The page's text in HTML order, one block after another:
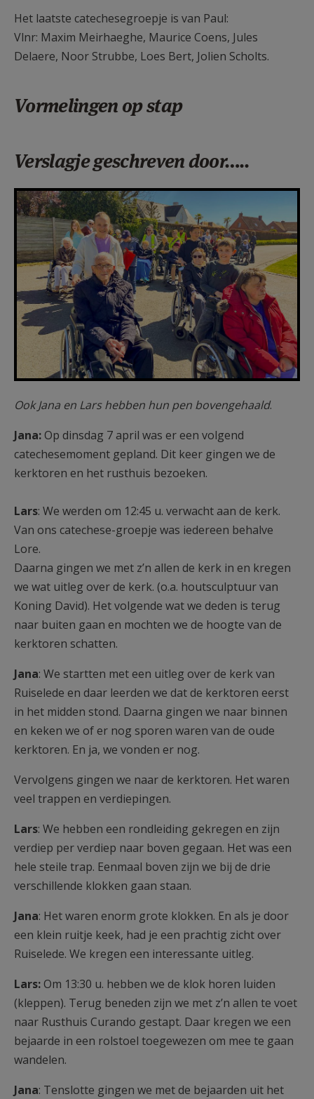
Het laatste catechesegroepje is van Paul:
Vlnr: Maxim Meirhaeghe, Maurice Coens, Jules
Delaere, Noor Strubbe, Loes Bert, Jolien Scholts.
Vormelingen op stap
Verslagje geschreven door…..
F1250-3kol-15cm-WhatsApp Image
2026-04-10 at 11.44.34 (3).jpg
Ook Jana en Lars hebben hun pen bovengehaald.
Jana: Op dinsdag 7 april was er een volgend
catechesemoment gepland. Dit keer gingen we de
kerktoren en het rusthuis bezoeken.
Lars: We werden om 12:45 u. verwacht aan de kerk.
Van ons catechese-groepje was iedereen behalve
Lore.
Daarna gingen we met z’n allen de kerk in en kregen
we wat uitleg over de kerk. (o.a. houtsculptuur van
Koning David). Het volgende wat we deden is terug
naar buiten gaan en mochten we de hoogte van de
kerktoren schatten.
Jana: We startten met een uitleg over de kerk van
Ruiselede en daar leerden we dat de kerktoren eerst
in het midden stond. Daarna gingen we naar binnen
en keken we of er nog sporen waren van de oude
kerktoren. En ja, we vonden er nog.
Vervolgens gingen we naar de kerktoren. Het waren
veel trappen en verdiepingen.
Lars: We hebben een rondleiding gekregen en zijn
verdiep per verdiep naar boven gegaan. Het was een
hele steile trap. Eenmaal boven zijn we bij de drie
verschillende klokken gaan staan.
Jana: Het waren enorm grote klokken. En als je door
een klein ruitje keek, had je een prachtig zicht over
Ruiselede. We kregen een interessante uitleg.
Lars: Om 13:30 u. hebben we de klok horen luiden
(kleppen). Terug beneden zijn we met z’n allen te voet
naar Rusthuis Curando gestapt. Daar kregen we een
bejaarde in een rolstoel toegewezen om mee te gaan
wandelen.
Jana: Tenslotte gingen we met de bejaarden uit het